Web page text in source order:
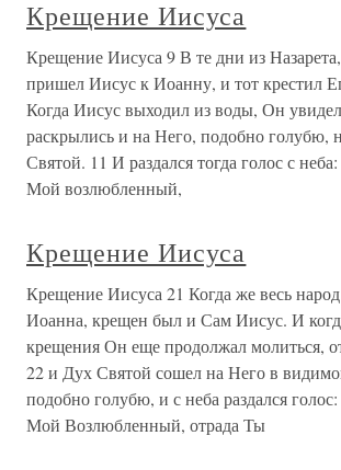
Крещение Иисуса
Крещение Иисуса 9 В те дни из
пришел Иисус к Иоанну, и тот крестил
Когда Иисус выходил из воды, Он
раскрылись и на Него, подобно голубю,
Святой. 11 И раздался тогда голос с
Мой возлюбленный,
Крещение Иисуса
Крещение Иисуса 21 Когда же весь народ
Иоанна, крещен был и Сам Иисус. И
крещения Он еще продолжал молиться,
22 и Дух Святой сошел на Него в
подобно голубю, и с неба раздался
Мой Возлюбленный, отрада Ты